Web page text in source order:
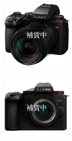
補貨中
補貨中